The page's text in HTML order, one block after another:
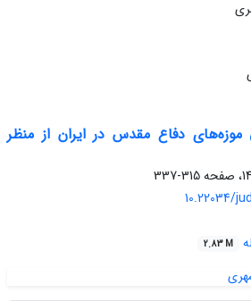
دفاع مقدس در ایران از منظر
315-337
10.22034/
2.83 M